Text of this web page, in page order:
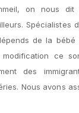
on nous dit
Spécialistes
de la
ce
des
Nous avons